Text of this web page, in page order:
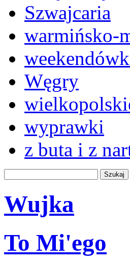
Szwajcaria
warmińsko-
Węgry
wyprawki
z buta i z
Wujka
To Mi'ego